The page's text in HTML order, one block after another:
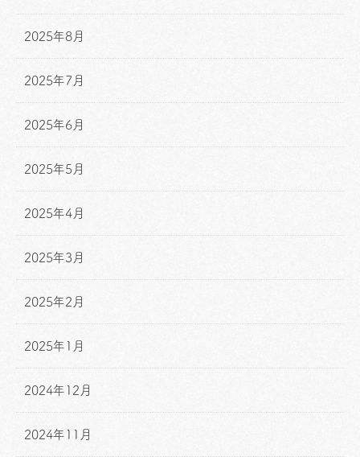
2025年8月
2025年7月
2025年6月
2025年5月
2025年4月
2025年3月
2025年2月
2025年1月
2024年12月
2024年11月